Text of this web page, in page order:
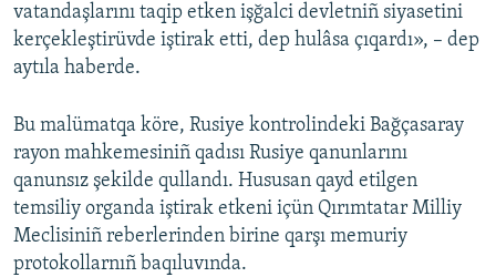
vatandaşlarını taqip etken işğalci devletniñ siyasetini
kerçekleştirüvde iştirak etti, dep hulâsa çıqardı», – dep
aytıla haberde.
Bu malümatqa köre, Rusiye kontrolindeki Bağçasaray
rayon mahkemesiniñ qadısı Rusiye qanunlarını
qanunsız şekilde qullandı. Hususan qayd etilgen
temsiliy organda iştirak etkeni içün Qırımtatar Milliy
Meclisiniñ reberlerinden birine qarşı memuriy
protokollarnıñ baqıluvında.